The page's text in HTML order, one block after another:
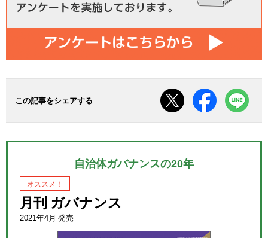
この記事をシェアする
自治体ガバナンスの20年
オススメ！
月刊 ガバナンス
2021年4月 発売